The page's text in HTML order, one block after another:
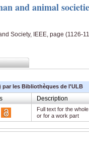
and animal
Society, IEEE, page (1126-
par les Bibliothèques de l'ULB
Description
Full text for the whole
or for a work part